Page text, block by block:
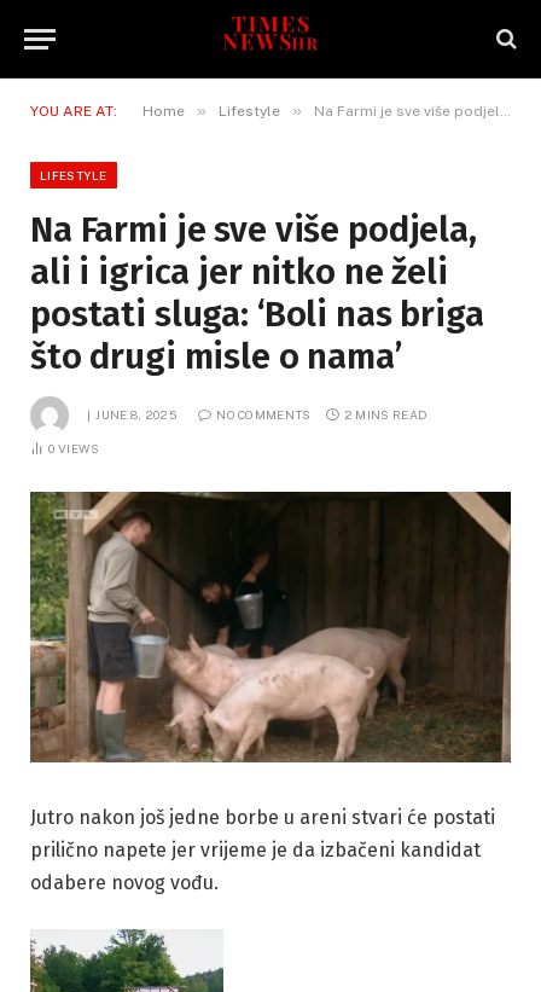
YOU ARE AT: Home » Lifestyle » Na Farmi je sve više podjela, ali i igrica jer nitko ne želi postati sluga: ‘Boli nas briga što drugi misle o nama’
LIFESTYLE
Na Farmi je sve više podjela,
ali i igrica jer nitko ne želi
postati sluga: ‘Boli nas briga
što drugi misle o nama’
JUNE 8, 2025 NO COMMENTS 2 MINS READ
0 VIEWS
Jutro nakon još jedne borbe u areni stvari će postati
prilično napete jer vrijeme je da izbačeni kandidat
odabere novog vođu.